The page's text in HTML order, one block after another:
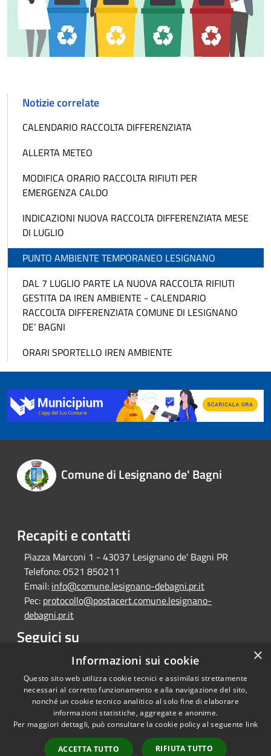
Notizie correlate
CALENDARIO RACCOLTA DIFFERENZIATA
ALLERTA METEO
MODIFICA ORARIO RACCOLTA RIFIUTI PER
EMERGENZA CALDO
INDICAZIONI NUOVA RACCOLTA DIFFERENZIATA MESE
DI LUGLIO
PUNTO AMBIENTE TEMPORANEO LESIGNANO
DAL 7 LUGLIO PARTE LA NUOVA RACCOLTA RIFIUTI
GESTITA DA IREN AMBIENTE - CALENDARIO
RACCOLTA DIFFERENZIATA COMUNE DI LESIGNANO
DE’ BAGNI
ORARI SPORTELLO IREN AMBIENTE
Comune di Lesignano de' Bagni
Recapiti e contatti
Piazza Marconi 1 - 43037 Lesignano de' Bagni PR
Telefono:0521 850211
Email: info@comune.lesignano-debagni.pr.it
Pec: protocollo@postacert.comune.lesignano-
debagni.pr.it
Seguici su
Facebook
Accessibilità
Copyright © 2026 • Comune di
Lesignano de' Bagni • Powered
byMunicipium
Accesso
×
Informazioni sui cookie
Questo sito web utilizza cookie tecnici e assimilati strettamente
necessari al corretto funzionamento e alla navigazione del sito,
nonché un cookie tecnico analitico al solo fine di elaborare
informazioni statistiche, aggregate e anonime.
Per maggiori dettagli, può consultare la cookie policy al seguente link
ACCETTA TUTTO RIFIUTA TUTTO